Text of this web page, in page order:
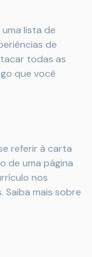
lista de
de
todas as
que você
referir à carta
de uma página
nos
mais sobre